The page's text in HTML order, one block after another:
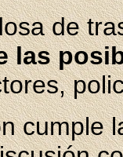
de
las
cumple